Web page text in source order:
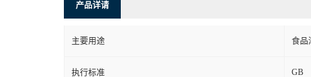
产品详请
主要用途 食品
执行标准 GB